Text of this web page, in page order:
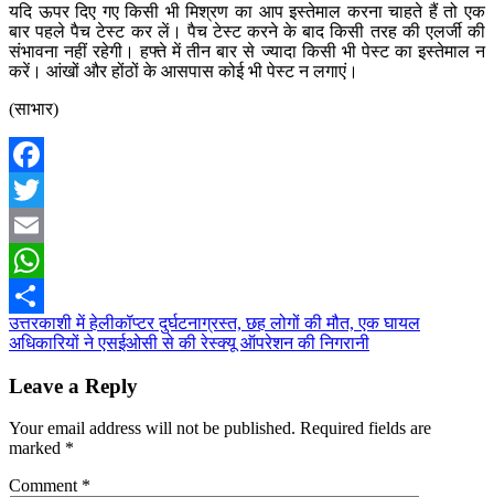
यदि ऊपर दिए गए किसी भी मिश्रण का आप इस्तेमाल करना चाहते हैं तो एक
बार पहले पैच टेस्ट कर लें। पैच टेस्ट करने के बाद किसी तरह की एलर्जी की
संभावना नहीं रहेगी। हफ्ते में तीन बार से ज्यादा किसी भी पेस्ट का इस्तेमाल न
करें। आंखों और होंठों के आसपास कोई भी पेस्ट न लगाएं।
(साभार)
Facebook
Twitter
Email
WhatsApp
Share
Post
navigation
उत्तरकाशी में हेलीकॉप्टर दुर्घटनाग्रस्त, छह लोगों की मौत, एक घायल
अधिकारियों ने एसईओसी से की रेस्क्यू ऑपरेशन की निगरानी
Leave a Reply
Your email address will not be published. Required fields are
marked *
Comment *